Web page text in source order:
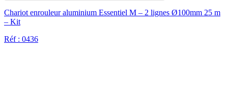
Chariot enrouleur aluminium Essentiel M – 2 lignes Ø100mm 25 m
– Kit
Réf : 0436